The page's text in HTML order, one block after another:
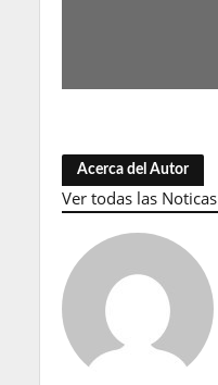
Acerca del Autor
Ver todas las Noticas